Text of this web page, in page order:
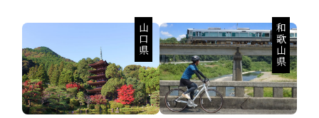
山口県 和歌山県